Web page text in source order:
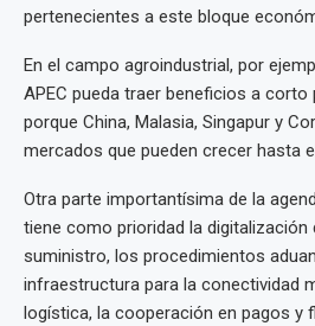
pertenecientes a este bloque
En el campo agroindustrial, por
APEC pueda traer beneficios a corto
porque China, Malasia, Singapur y
mercados que pueden crecer hasta
Otra parte importantísima de la
tiene como prioridad la digitalización
suministro, los procedimientos
infraestructura para la conectividad
logística, la cooperación en pagos y